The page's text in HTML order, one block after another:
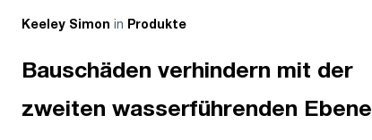
Keeley Simon in Produkte
Bauschäden verhindern mit der
zweiten wasserführenden Ebene